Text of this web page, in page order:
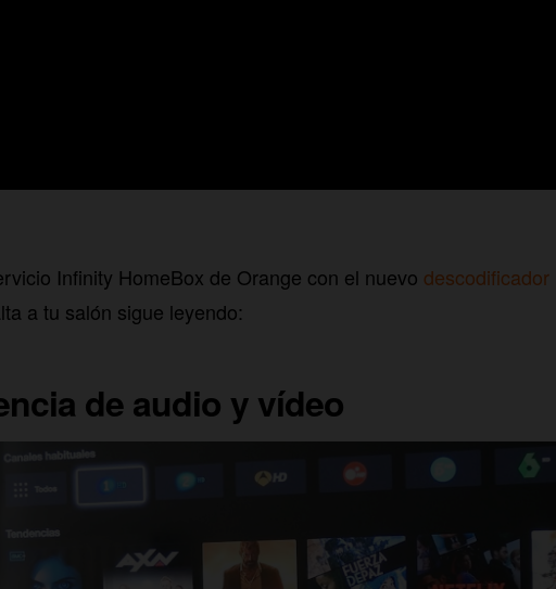
Infinity HomeBox de Orange con el nuevo descodificador
a tu salón sigue leyendo:
de audio y vídeo